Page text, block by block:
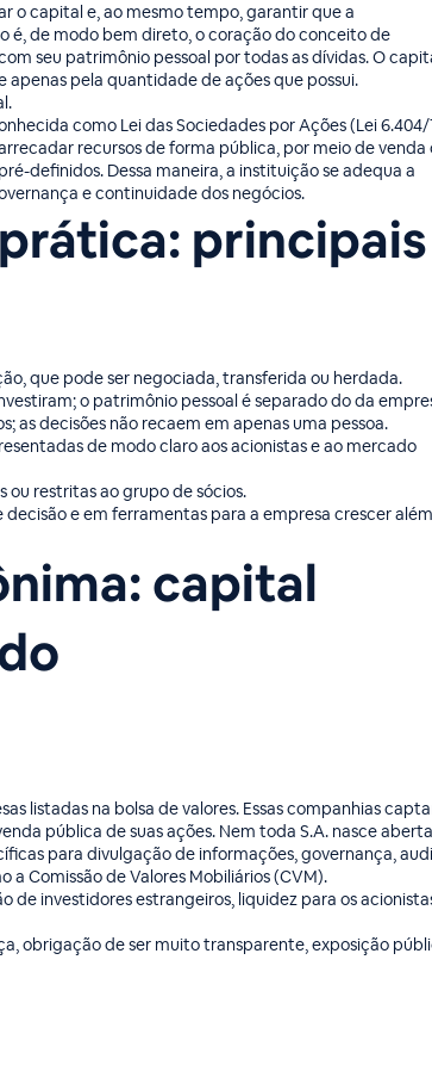
o capital e, ao mesmo tempo, garantir que a
é, de modo bem direto, o coração do conceito de
seu patrimônio pessoal por todas as dívidas. O
apenas pela quantidade de ações que possui.
como Lei das Sociedades por Ações (Lei
recursos de forma pública, por meio de venda
definidos. Dessa maneira, a instituição se adequa a
e continuidade dos negócios.
principais
que pode ser negociada, transferida ou herdada.
o patrimônio pessoal é separado do da
as decisões não recaem em apenas uma pessoa.
de modo claro aos acionistas e ao mercado
ou restritas ao grupo de sócios.
e em ferramentas para a empresa crescer
capital
listadas na bolsa de valores. Essas companhias
pública de suas ações. Nem toda S.A. nasce
para divulgação de informações, governança,
Comissão de Valores Mobiliários (CVM).
de investidores estrangeiros, liquidez para os
obrigação de ser muito transparente, exposição